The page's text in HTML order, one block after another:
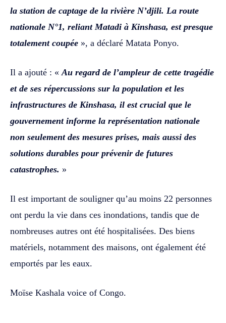
la station de captage de la rivière N’djili. La route
nationale N°1, reliant Matadi à Kinshasa, est presque
totalement coupée », a déclaré Matata Ponyo.
Il a ajouté : « Au regard de l’ampleur de cette tragédie
et de ses répercussions sur la population et les
infrastructures de Kinshasa, il est crucial que le
gouvernement informe la représentation nationale
non seulement des mesures prises, mais aussi des
solutions durables pour prévenir de futures
catastrophes. »
Il est important de souligner qu’au moins 22 personnes
ont perdu la vie dans ces inondations, tandis que de
nombreuses autres ont été hospitalisées. Des biens
matériels, notamment des maisons, ont également été
emportés par les eaux.
Moïse Kashala voice of Congo.